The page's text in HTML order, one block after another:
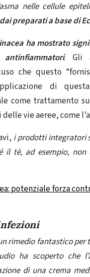
nelle cellule
preparati a base di
ha mostrato
. Gli
che questo
di
come trattamento
vie aeree, come
i prodotti integratori
il tè, ad esempio, non
potenziale forza
rimedio fantastico
ha scoperto che
di una crema